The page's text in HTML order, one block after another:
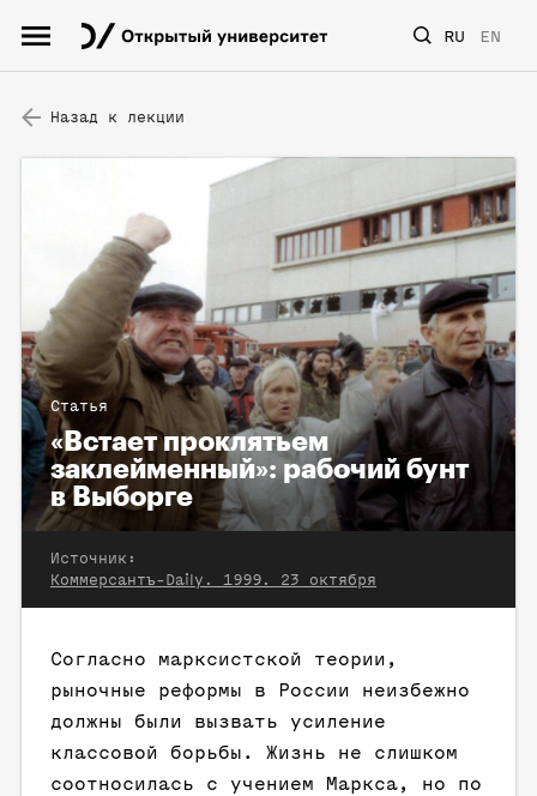
RU EN
Назад к лекции
Статья
«Встает проклятьем
заклейменный»: рабочий бунт
в Выборге
Источник:
Коммерсантъ-Daily. 1999. 23 октября
Согласно марксистской теории,
рыночные реформы в России неизбежно
должны были вызвать усиление
классовой борьбы. Жизнь не слишком
соотносилась с учением Маркса, но по